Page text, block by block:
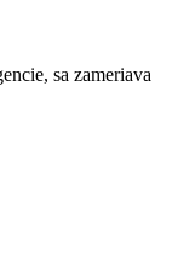
sa zameriava